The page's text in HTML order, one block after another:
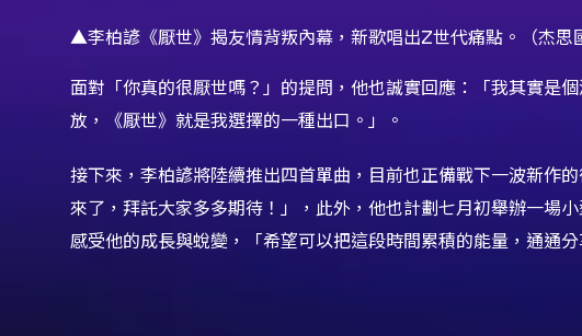
▲李柏諺《厭世》揭友情背叛內幕，新歌唱出Z世代痛點。（杰思
面對「你真的很厭世嗎？」的提問，他也誠實回應：「我其實是
放，《厭世》就是我選擇的一種出口。」。
接下來，李柏諺將陸續推出四首單曲，目前也正備戰下一波新作
來了，拜託大家多多期待！」，此外，他也計劃七月初舉辦一場
感受他的成長與蛻變，「希望可以把這段時間累積的能量，通通分